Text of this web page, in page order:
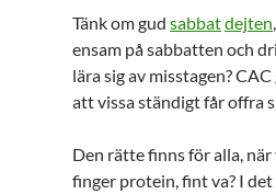
Tänk om gud sabbatdejten
ensam på sabbatten och
lära sig av misstagen?
att vissa ständigt får offra
Den rätte finns för alla,
finger protein, fint va? I